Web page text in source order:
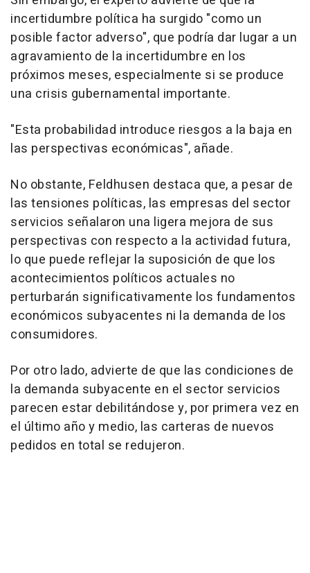
incertidumbre política ha surgido "como un
posible factor adverso", que podría dar lugar a un
agravamiento de la incertidumbre en los
próximos meses, especialmente si se produce
una crisis gubernamental importante.
"Esta probabilidad introduce riesgos a la baja en
las perspectivas económicas", añade.
No obstante, Feldhusen destaca que, a pesar de
las tensiones políticas, las empresas del sector
servicios señalaron una ligera mejora de sus
perspectivas con respecto a la actividad futura,
lo que puede reflejar la suposición de que los
acontecimientos políticos actuales no
perturbarán significativamente los fundamentos
económicos subyacentes ni la demanda de los
consumidores.
Por otro lado, advierte de que las condiciones de
la demanda subyacente en el sector servicios
parecen estar debilitándose y, por primera vez en
el último año y medio, las carteras de nuevos
pedidos en total se redujeron.